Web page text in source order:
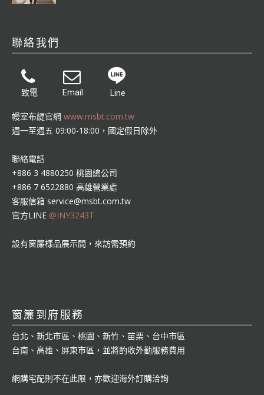
聯絡我們
致電 Email Line
幔室布緹官網 www.msbt.com.tw
週一至週五 09:00-18:00，國定假日除外
聯絡電話
+886 3 4880250 桃園總公司
+886 7 6522880 高雄營業處
客服信箱 service@msbt.com.tw
官方LINE @INY3243T
設有窗簾樣品展示間，來訪需預約
窗簾到府服務
台北、新北市區、桃園、新竹、苗栗、台中市區
台南、高雄、屏東市區，並將酌收外勤服務費用
網購宅配則不在此限，亦歡迎海外訂購洽詢